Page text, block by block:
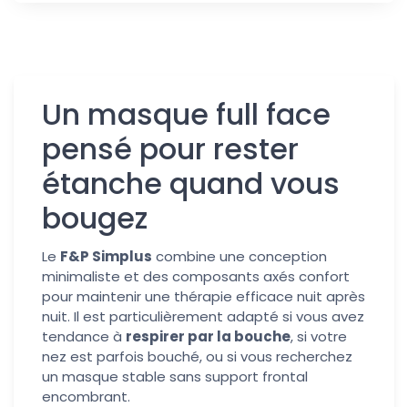
Un masque full face
pensé pour rester
étanche quand vous
bougez
Le F&P Simplus combine une conception
minimaliste et des composants axés confort
pour maintenir une thérapie efficace nuit après
nuit. Il est particulièrement adapté si vous avez
tendance à respirer par la bouche, si votre
nez est parfois bouché, ou si vous recherchez
un masque stable sans support frontal
encombrant.